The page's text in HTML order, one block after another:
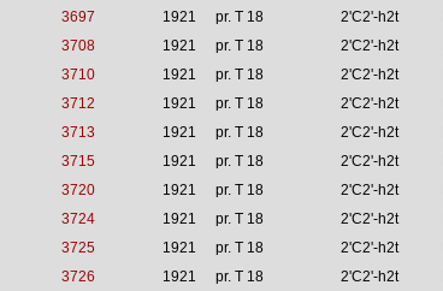
3697 1921 pr. T 18 2'C2'-h2t
3708 1921 pr. T 18 2'C2'-h2t
3710 1921 pr. T 18 2'C2'-h2t
3712 1921 pr. T 18 2'C2'-h2t
3713 1921 pr. T 18 2'C2'-h2t
3715 1921 pr. T 18 2'C2'-h2t
3720 1921 pr. T 18 2'C2'-h2t
3724 1921 pr. T 18 2'C2'-h2t
3725 1921 pr. T 18 2'C2'-h2t
3726 1921 pr. T 18 2'C2'-h2t